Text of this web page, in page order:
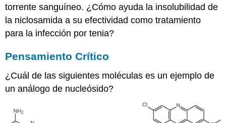
torrente sanguíneo. ¿Cómo ayuda la insolubilidad de
la niclosamida a su efectividad como tratamiento
para la infección por tenia?
Pensamiento Crítico
¿Cuál de las siguientes moléculas es un ejemplo de
un análogo de nucleósido?